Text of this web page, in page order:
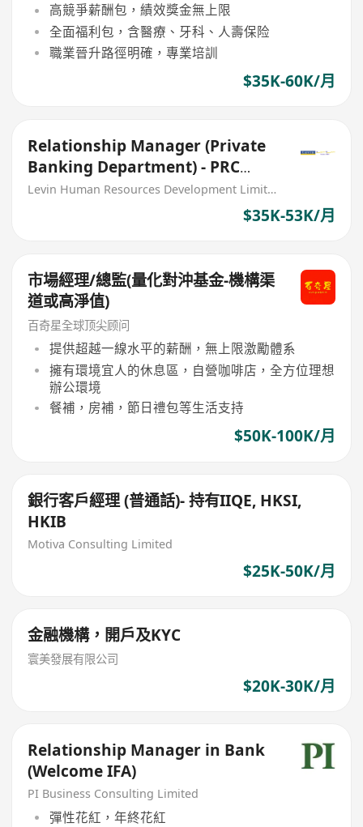
高競爭薪酬包，績效獎金無上限
全面福利包，含醫療、牙科、人壽保险
職業晉升路徑明確，專業培訓
$35K-60K/月
Relationship Manager (Private
Banking Department) - PRC
Bank
Levin Human Resources Development Limited
$35K-53K/月
市場經理/總監(量化對沖基金-機構渠
道或高淨值)
百奇星全球顶尖顾问
提供超越一線水平的薪酬，無上限激勵體系
擁有環境宜人的休息區，自營咖啡店，全方位理想
辦公環境
餐補，房補，節日禮包等生活支持
$50K-100K/月
銀行客戶經理 (普通話)- 持有IIQE, HKSI,
HKIB
Motiva Consulting Limited
$25K-50K/月
金融機構，開戶及KYC
寰美發展有限公司
$20K-30K/月
Relationship Manager in Bank
(Welcome IFA)
PI Business Consulting Limited
彈性花紅，年終花紅